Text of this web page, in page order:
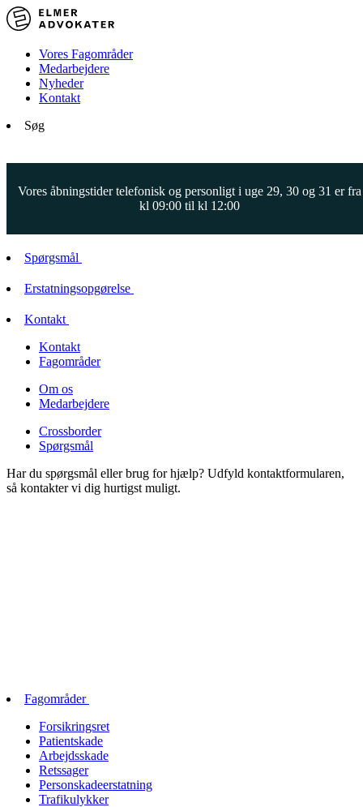
Vores Fagområder
Medarbejdere
Nyheder
Kontakt
Søg
Vores åbningstider telefonisk og personligt i uge 29, 30 og 31 er fra
kl 09:00 til kl 12:00
Spørgsmål
Erstatningsopgørelse
Kontakt
Kontakt
Fagområder
Om os
Medarbejdere
Crossborder
Spørgsmål
Har du spørgsmål eller brug for hjælp? Udfyld kontaktformularen,
så kontakter vi dig hurtigst muligt.
Fagområder
Forsikringsret
Patientskade
Arbejdsskade
Retssager
Personskadeerstatning
Trafikulykker